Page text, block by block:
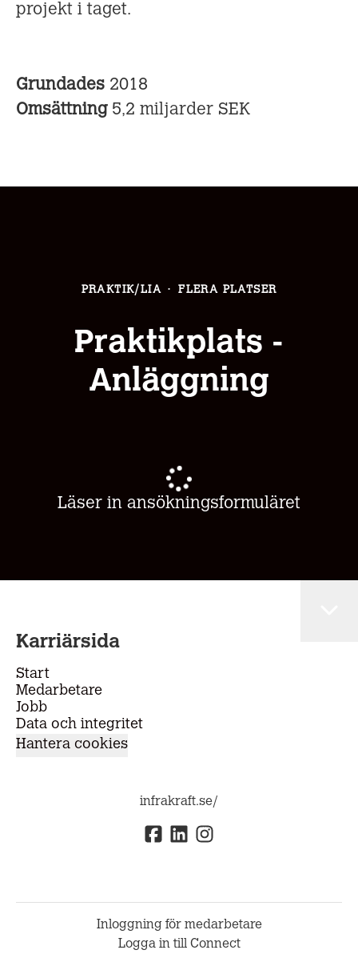
projekt i taget.
Grundades 2018
Omsättning 5,2 miljarder SEK
PRAKTIK/LIA · FLERA PLATSER
Praktikplats -
Anläggning
Läser in ansökningsformuläret
Karriärsida
Start
Medarbetare
Jobb
Data och integritet
Hantera cookies
infrakraft.se/
Inloggning för medarbetare
Logga in till Connect